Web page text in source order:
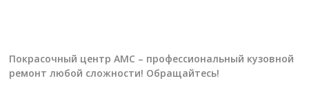
Покрасочный центр АМС – профессиональный кузовной
ремонт любой сложности! Обращайтесь!